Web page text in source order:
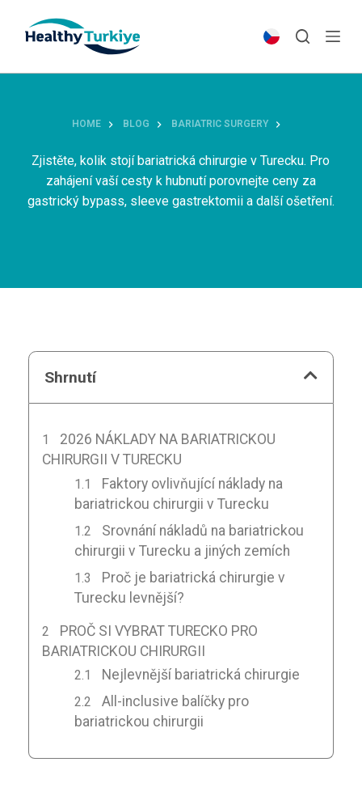
p
HOME BLOG BARIATRIC SURGERY
Zjistěte, kolik stojí bariatrická chirurgie v Turecku. Pro
zahájení vaší cesty k hubnutí porovnejte ceny za
gastrický bypass, sleeve gastrektomii a další ošetření.
Shrnutí
2026 NÁKLADY NA BARIATRICKOU
CHIRURGII V TURECKU
Faktory ovlivňující náklady na
bariatrickou chirurgii v Turecku
Srovnání nákladů na bariatrickou
chirurgii v Turecku a jiných zemích
Proč je bariatrická chirurgie v
Turecku levnější?
PROČ SI VYBRAT TURECKO PRO
BARIATRICKOU CHIRURGII
Nejlevnější bariatrická chirurgie
All-inclusive balíčky pro
bariatrickou chirurgii